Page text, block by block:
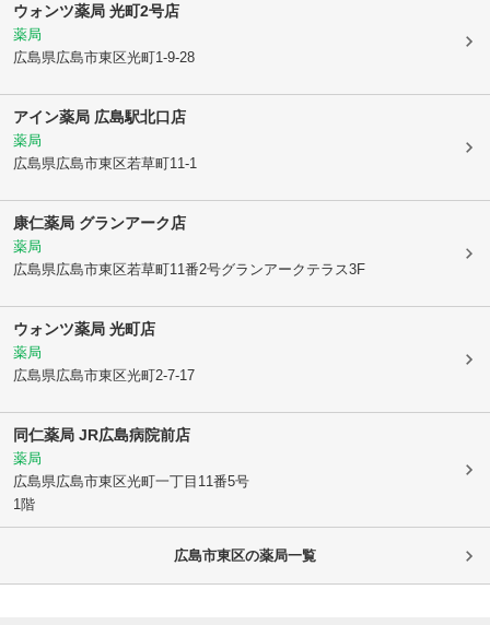
ウォンツ薬局 光町2号店
薬局
広島県広島市東区光町1-9-28
アイン薬局 広島駅北口店
薬局
広島県広島市東区若草町11-1
康仁薬局 グランアーク店
薬局
広島県広島市東区若草町11番2号グランアークテラス3F
ウォンツ薬局 光町店
薬局
広島県広島市東区光町2-7-17
同仁薬局 JR広島病院前店
薬局
広島県広島市東区光町一丁目11番5号
1階
広島市東区の薬局一覧